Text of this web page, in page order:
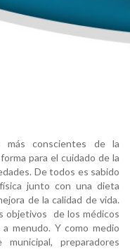
más conscientes de la
para el cuidado de la
De todos es sabido
junto con una dieta
de la calidad de vida.
objetivos de los médicos
a menudo. Y como medio
preparadores